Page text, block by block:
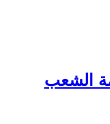
الشعب